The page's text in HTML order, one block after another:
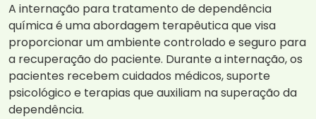
A internação para tratamento de dependência
química é uma abordagem terapêutica que visa
proporcionar um ambiente controlado e seguro para
a recuperação do paciente. Durante a internação, os
pacientes recebem cuidados médicos, suporte
psicológico e terapias que auxiliam na superação da
dependência.